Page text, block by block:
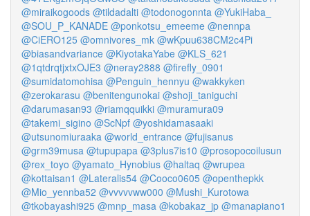
@miraikogoods @tildadalti @todonogonnta @YukiHaba_
@SOU_P_KANADE @ponkotsu_emeeme @nennpa
@CiERO125 @omnivores_mk @wKpuu638CM2c4Pi
@biasandvariance @KiyotakaYabe @KLS_621
@1qtdrqtjxtxOJE3 @neray2888 @firefly_0901
@sumidatomohisa @Penguin_hennyu @wakkyken
@zerokarasu @benitengunokai @shoji_taniguchi
@darumasan93 @riamqquikki @muramura09
@takemi_sigino @ScNpf @yoshidamasaaki
@utsunomiuraaka @world_entrance @fujisanus
@grm39musa @tupupapa @3plus7is10 @prosopocoilusun
@rex_toyo @yamato_Hynobius @haltaq @wrupea
@kottaisan1 @Lateralis54 @Cooco0605 @openthepkk
@Mio_yennba52 @vvvvvww000 @Mushi_Kurotowa
@tkobayashi925 @mnp_masa @kobakaz_jp @manapiano1